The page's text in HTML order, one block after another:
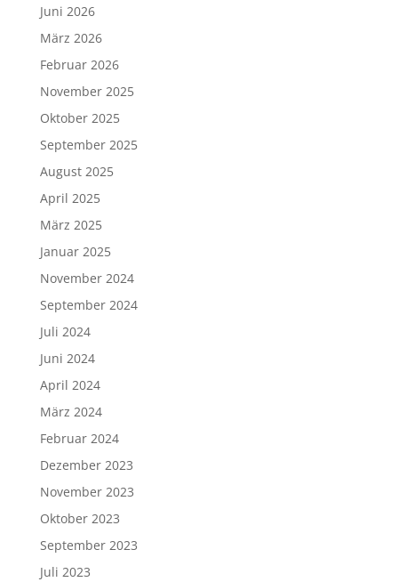
Juni 2026
März 2026
Februar 2026
November 2025
Oktober 2025
September 2025
August 2025
April 2025
März 2025
Januar 2025
November 2024
September 2024
Juli 2024
Juni 2024
April 2024
März 2024
Februar 2024
Dezember 2023
November 2023
Oktober 2023
September 2023
Juli 2023